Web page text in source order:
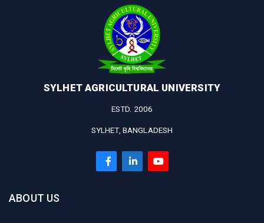
SYLHET AGRICULTURAL UNIVERSITY
ESTD. 2006
SYLHET, BANGLADESH
ABOUT US